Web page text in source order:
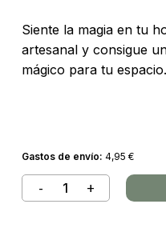
Siente la magia en tu
artesanal y consigue
mágico para tu espacio.
Gastos de envío: 4,95 €